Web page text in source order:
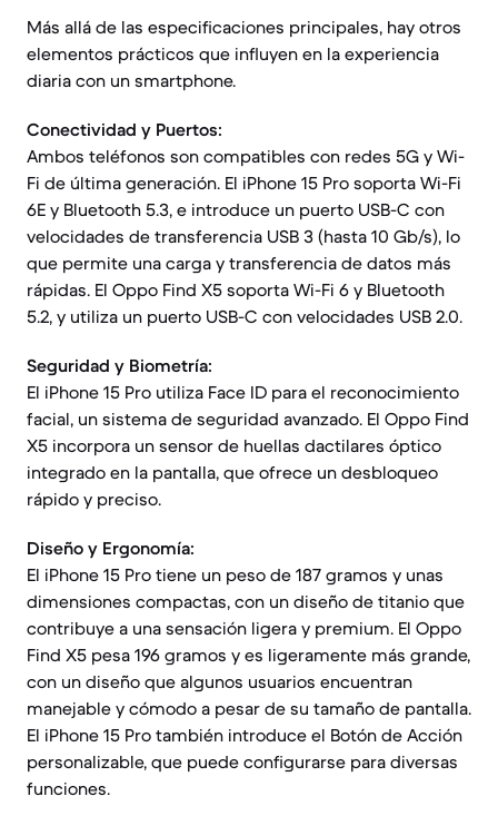
Más allá de las especificaciones principales, hay otros
elementos prácticos que influyen en la experiencia
diaria con un smartphone.
Conectividad y Puertos:
Ambos teléfonos son compatibles con redes 5G y Wi-
Fi de última generación. El iPhone 15 Pro soporta Wi-Fi
6E y Bluetooth 5.3, e introduce un puerto USB-C con
velocidades de transferencia USB 3 (hasta 10 Gb/s), lo
que permite una carga y transferencia de datos más
rápidas. El Oppo Find X5 soporta Wi-Fi 6 y Bluetooth
5.2, y utiliza un puerto USB-C con velocidades USB 2.0.
Seguridad y Biometría:
El iPhone 15 Pro utiliza Face ID para el reconocimiento
facial, un sistema de seguridad avanzado. El Oppo Find
X5 incorpora un sensor de huellas dactilares óptico
integrado en la pantalla, que ofrece un desbloqueo
rápido y preciso.
Diseño y Ergonomía:
El iPhone 15 Pro tiene un peso de 187 gramos y unas
dimensiones compactas, con un diseño de titanio que
contribuye a una sensación ligera y premium. El Oppo
Find X5 pesa 196 gramos y es ligeramente más grande,
con un diseño que algunos usuarios encuentran
manejable y cómodo a pesar de su tamaño de pantalla.
El iPhone 15 Pro también introduce el Botón de Acción
personalizable, que puede configurarse para diversas
funciones.